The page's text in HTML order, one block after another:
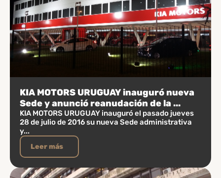
KIA MOTORS URUGUAY inauguró nueva
Sede y anunció reanudación de la ...
KIA MOTORS URUGUAY inauguró el pasado jueves
28 de julio de 2016 su nueva Sede administrativa
y...
Leer más